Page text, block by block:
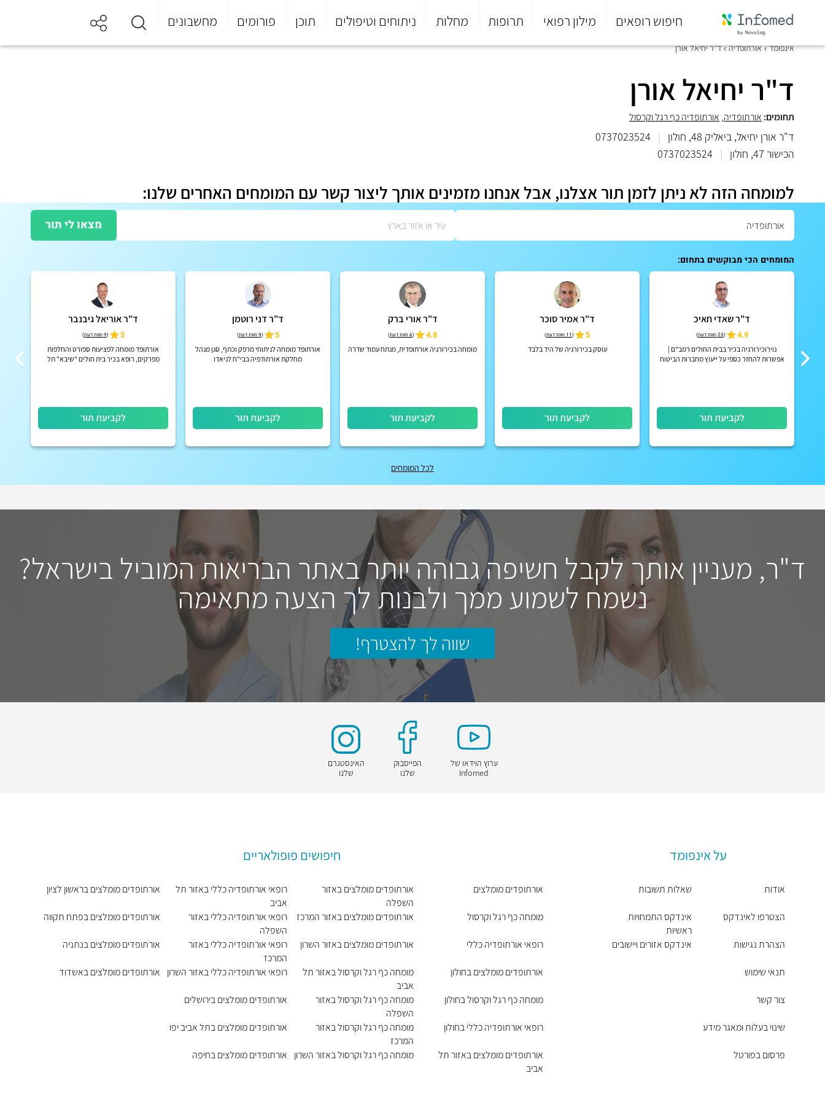
חיפוש רופאים מילון רפואי תרופות מחלות ניתוחים וטיפולים תוכן פורומים מחשבונים
סוף
התפריט
אינפומד אורתופדיה ד"ר יחיאל אורן
ד"ר יחיאל אורן
תחומים: אורתופדיה, אורתופדיה כף רגל וקרסול
ד"ר אורן יחיאל, ביאליק 48, חולון |
0737023524
הכישור 47, חולון
|
0737023524
למומחה הזה לא ניתן לזמן תור אצלנו, אבל אנחנו מזמינים אותך ליצור קשר עם המומחים האחרים שלנו:
מצאו לי תור
המומחים הכי מבוקשים בתחום:
ד"ר שאדי חאיכ
4.9
(23 חוות דעת )
נוירוכירורגיה בכיר בבית החולים רמב"ם |
אפשרות להחזר כספי על ייעוץ מחברות הביטוח
לקביעת תור
ד"ר אמיר סוכר
5
(11 חוות דעת )
עוסק בכירורגיה של היד בלבד
לקביעת תור
ד"ר אורי ברק
4.8
(6 חוות דעת )
מומחה בכירורגיה אורתופדית, מנתח עמוד שדרה
לקביעת תור
ד"ר דני רוטמן
5
(9 חוות דעת )
אורתופד מומחה לניתוחי מרפק וכתף, סגן מנהל
מחלקת אורתודפיה בבי"ח לניאדו
לקביעת תור
ד"ר אוריאל גיבנבר
5
(9 חוות דעת )
אורתופד מומחה לפציעות ספורט והחלפות
מפרקים, רופא בכיר בית חולים "שיבא" תל
לקביעת תור
לכל המומחים
ד"ר, מעניין אותך לקבל חשיפה גבוהה יותר באתר הבריאות המוביל בישראל?
נשמח לשמוע ממך ולבנות לך הצעה מתאימה
שווה לך להצטרף!
ערוץ הוידאו של
Infomed
הפייסבוק
שלנו
האינסטגרם
שלנו
על אינפומד
אודות
הצטרפו לאינדקס
הצהרת נגישות
תנאי שימוש
צור קשר
שינוי בעלות ומאגר מידע
פרסום בפורטל
שאלות תשובות
אינדקס התמחויות
ראשיות
אינדקס אזורים ויישובים
חיפושים פופולאריים
אורתופדים מומלצים
מומחה כף רגל וקרסול
רופאי אורתופדיה כללי
אורתופדים מומלצים בחולון
מומחה כף רגל וקרסול בחולון
רופאי אורתופדיה כללי בחולון
אורתופדים מומלצים באזור תל
אביב
אורתופדים מומלצים באזור
השפלה
אורתופדים מומלצים באזור המרכז
אורתופדים מומלצים באזור השרון
מומחה כף רגל וקרסול באזור תל
אביב
מומחה כף רגל וקרסול באזור
השפלה
מומחה כף רגל וקרסול באזור
המרכז
מומחה כף רגל וקרסול באזור השרון
רופאי אורתופדיה כללי באזור תל
אביב
רופאי אורתופדיה כללי באזור
השפלה
רופאי אורתופדיה כללי באזור
המרכז
רופאי אורתופדיה כללי באזור השרון
אורתופדים מומלצים בירושלים
אורתופדים מומלצים בתל אביב יפו
אורתופדים מומלצים בחיפה
אורתופדים מומלצים בראשון לציון
אורתופדים מומלצים בפתח תקווה
אורתופדים מומלצים בנתניה
אורתופדים מומלצים באשדוד